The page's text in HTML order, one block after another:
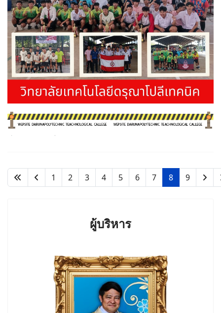
1 2 3 4 5 6 7 8 9
ผู้บริหาร